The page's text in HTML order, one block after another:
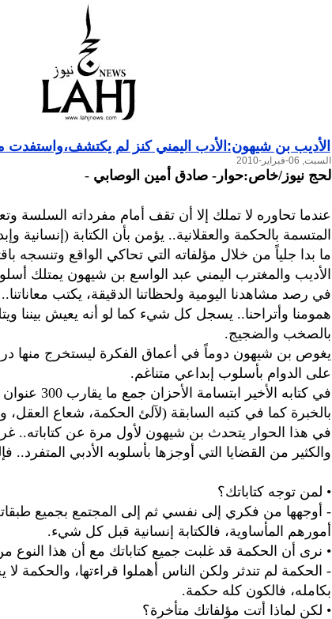
الأديب بن شيهون:الأدب اليمني كنز لم يكتشف،واستفدت
السبت, 06-فبراير-2010
لحج نيوز/خاص:حوار- صادق أمين الوصابي -
عندما تحاوره لا تملك إلا أن تقف أمام مفرداته السلسة
المتسمة بالحكمة والعقلانية.. يؤمن بأن الكتابة (إنسانية
ما بدا جلياً من خلال مؤلفاته التي تحاكي الواقع وتنسجه
الأديب والمغترب اليمني عبد الواسع بن شيهون يمتلك
في رصد مشاهدنا اليومية ولحظاتنا الدقيقة، يكتب معاناتنا..
همومنا وأتراحنا.. يسجل كل شيء كما لو أنه يعيش بيننا
بالصخب والضجيج.
يغوص بن شيهون دوماً في أعماق الفكرة ليستخرج منها
على الدوام بأسلوب إبداعي متناغم.
في كتابه
بالخبرة كما في كتبه السابقة (لآلئ الحكمة، شعاع العقل،
في هذا الحوار يتحدث بن شيهون لأول مرة عن كتاباته..
والكثير من القضايا التي أوجزها بأسلوبه الأدبي المتفرد..
• لمن توجه كتاباتك؟
- أوجهها من فكري إلى نفسي ثم إلى المجتمع بجميع
أمورهم المأساوية، فالكتابة إنسانية قبل كل شيء.
• نرى أن الحكمة قد غلبت جميع كتاباتك مع أن هذا النوع من
- الحكمة لم تندثر ولكن الناس أهملوا قراءتها، والحكمة
بكامله، فالكون كله حكمة.
• لكن لماذا أتت مؤلفاتك متأخرة؟